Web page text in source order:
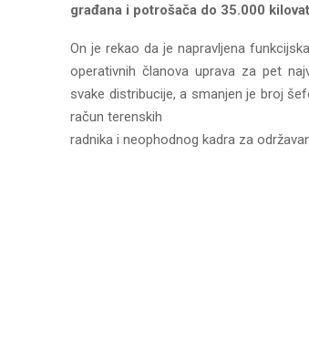
građana i potrošača do 35.000
On je rekao da je napravljena
operativnih članova uprava za pet
svake distribucije, a smanjen je broj
račun terenskih
radnika i neophodnog kadra za